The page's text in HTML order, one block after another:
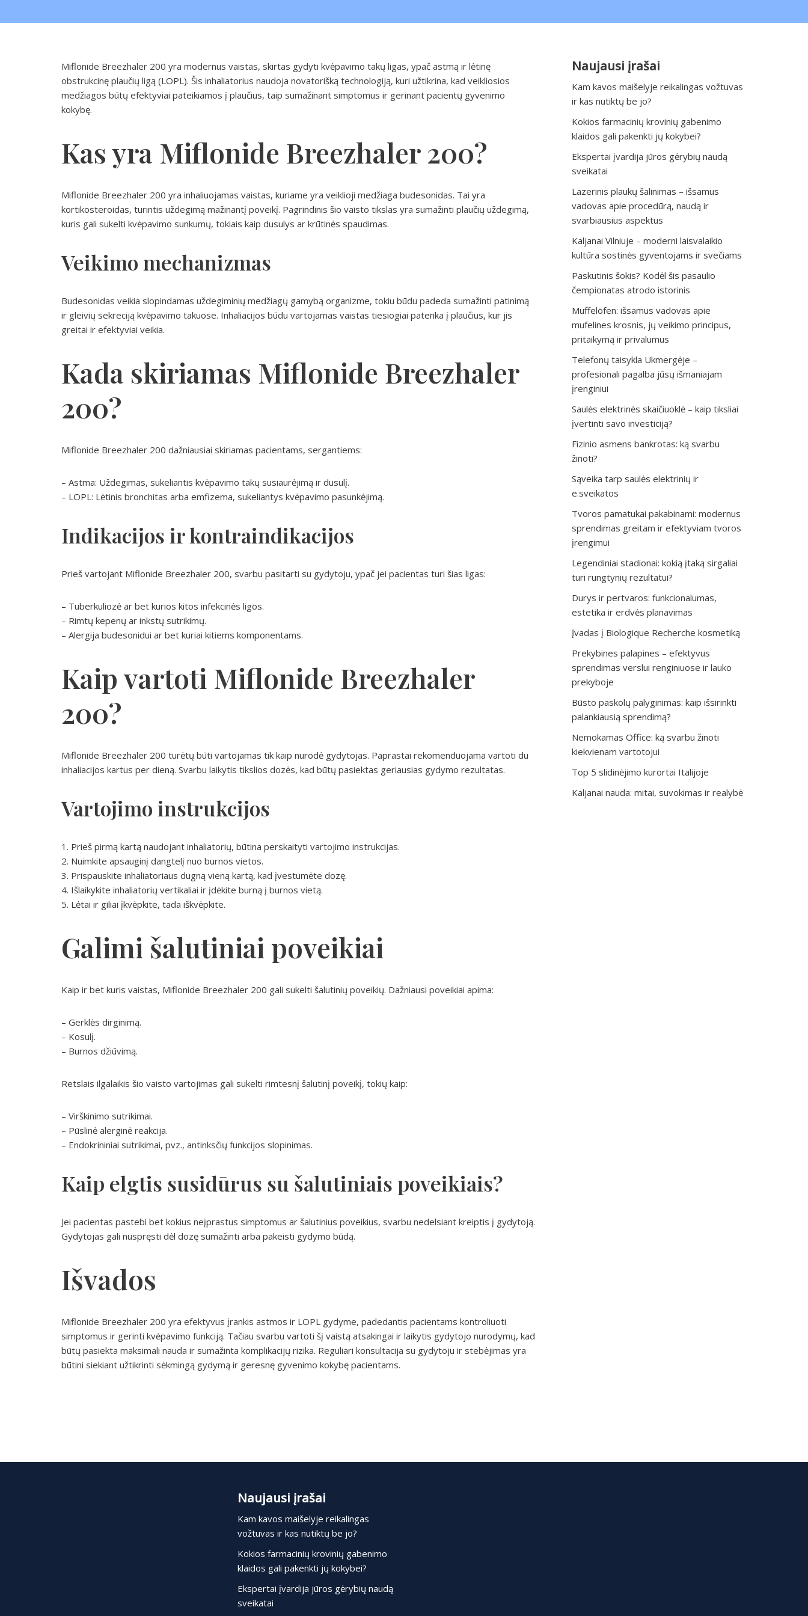
Miflonide Breezhaler 200 yra modernus vaistas, skirtas gydyti kvėpavimo takų ligas, ypač astmą ir lėtinę
obstrukcinę plaučių ligą (LOPL). Šis inhaliatorius naudoja novatorišką technologiją, kuri užtikrina, kad veikliosios
medžiagos būtų efektyviai pateikiamos į plaučius, taip sumažinant simptomus ir gerinant pacientų gyvenimo
kokybę.
Kas yra Miflonide Breezhaler 200?
Miflonide Breezhaler 200 yra inhaliuojamas vaistas, kuriame yra veiklioji medžiaga budesonidas. Tai yra
kortikosteroidas, turintis uždegimą mažinantį poveikį. Pagrindinis šio vaisto tikslas yra sumažinti plaučių uždegimą,
kuris gali sukelti kvėpavimo sunkumų, tokiais kaip dusulys ar krūtinės spaudimas.
Veikimo mechanizmas
Budesonidas veikia slopindamas uždegiminių medžiagų gamybą organizme, tokiu būdu padeda sumažinti patinimą
ir gleivių sekreciją kvėpavimo takuose. Inhaliacijos būdu vartojamas vaistas tiesiogiai patenka į plaučius, kur jis
greitai ir efektyviai veikia.
Kada skiriamas Miflonide Breezhaler
200?
Miflonide Breezhaler 200 dažniausiai skiriamas pacientams, sergantiems:
– Astma: Uždegimas, sukeliantis kvėpavimo takų susiaurėjimą ir dusulį.
– LOPL: Lėtinis bronchitas arba emfizema, sukeliantys kvėpavimo pasunkėjimą.
Indikacijos ir kontraindikacijos
Prieš vartojant Miflonide Breezhaler 200, svarbu pasitarti su gydytoju, ypač jei pacientas turi šias ligas:
– Tuberkuliozė ar bet kurios kitos infekcinės ligos.
– Rimtų kepenų ar inkstų sutrikimų.
– Alergija budesonidui ar bet kuriai kitiems komponentams.
Kaip vartoti Miflonide Breezhaler
200?
Miflonide Breezhaler 200 turėtų būti vartojamas tik kaip nurodė gydytojas. Paprastai rekomenduojama vartoti du
inhaliacijos kartus per dieną. Svarbu laikytis tikslios dozės, kad būtų pasiektas geriausias gydymo rezultatas.
Vartojimo instrukcijos
1. Prieš pirmą kartą naudojant inhaliatorių, būtina perskaityti vartojimo instrukcijas.
2. Nuimkite apsauginį dangtelį nuo burnos vietos.
3. Prispauskite inhaliatoriaus dugną vieną kartą, kad įvestumėte dozę.
4. Išlaikykite inhaliatorių vertikaliai ir įdėkite burną į burnos vietą.
5. Lėtai ir giliai įkvėpkite, tada iškvėpkite.
Galimi šalutiniai poveikiai
Kaip ir bet kuris vaistas, Miflonide Breezhaler 200 gali sukelti šalutinių poveikių. Dažniausi poveikiai apima:
– Gerklės dirginimą.
– Kosulį.
– Burnos džiūvimą.
Retslais ilgalaikis šio vaisto vartojimas gali sukelti rimtesnį šalutinį poveikį, tokių kaip:
– Virškinimo sutrikimai.
– Pūslinė alerginė reakcija.
– Endokrininiai sutrikimai, pvz., antinksčių funkcijos slopinimas.
Kaip elgtis susidūrus su šalutiniais poveikiais?
Jei pacientas pastebi bet kokius neįprastus simptomus ar šalutinius poveikius, svarbu nedelsiant kreiptis į gydytoją.
Gydytojas gali nuspręsti dėl dozę sumažinti arba pakeisti gydymo būdą.
Išvados
Miflonide Breezhaler 200 yra efektyvus įrankis astmos ir LOPL gydyme, padedantis pacientams kontroliuoti
simptomus ir gerinti kvėpavimo funkciją. Tačiau svarbu vartoti šį vaistą atsakingai ir laikytis gydytojo nurodymų, kad
būtų pasiekta maksimali nauda ir sumažinta komplikacijų rizika. Reguliari konsultacija su gydytoju ir stebėjimas yra
būtini siekiant užtikrinti sėkmingą gydymą ir geresnę gyvenimo kokybę pacientams.
Naujausi įrašai
Kam kavos maišelyje reikalingas vožtuvas
ir kas nutiktų be jo?
Kokios farmacinių krovinių gabenimo
klaidos gali pakenkti jų kokybei?
Ekspertai įvardija jūros gėrybių naudą
sveikatai
Lazerinis plaukų šalinimas – išsamus
vadovas apie procedūrą, naudą ir
svarbiausius aspektus
Kaljanai Vilniuje – moderni laisvalaikio
kultūra sostinės gyventojams ir svečiams
Paskutinis šokis? Kodėl šis pasaulio
čempionatas atrodo istorinis
Muffelöfen: išsamus vadovas apie
mufelines krosnis, jų veikimo principus,
pritaikymą ir privalumus
Telefonų taisykla Ukmergėje –
profesionali pagalba jūsų išmaniajam
įrenginiui
Saulės elektrinės skaičiuoklė – kaip tiksliai
įvertinti savo investiciją?
Fizinio asmens bankrotas: ką svarbu
žinoti?
Sąveika tarp saulės elektrinių ir
e.sveikatos
Tvoros pamatukai pakabinami: modernus
sprendimas greitam ir efektyviam tvoros
įrengimui
Legendiniai stadionai: kokią įtaką sirgaliai
turi rungtynių rezultatui?
Durys ir pertvaros: funkcionalumas,
estetika ir erdvės planavimas
Įvadas į Biologique Recherche kosmetiką
Prekybines palapines – efektyvus
sprendimas verslui renginiuose ir lauko
prekyboje
Būsto paskolų palyginimas: kaip išsirinkti
palankiausią sprendimą?
Nemokamas Office: ką svarbu žinoti
kiekvienam vartotojui
Top 5 slidinėjimo kurortai Italijoje
Kaljanai nauda: mitai, suvokimas ir realybė
Naujausi įrašai
Kam kavos maišelyje reikalingas
vožtuvas ir kas nutiktų be jo?
Kokios farmacinių krovinių gabenimo
klaidos gali pakenkti jų kokybei?
Ekspertai įvardija jūros gėrybių naudą
sveikatai